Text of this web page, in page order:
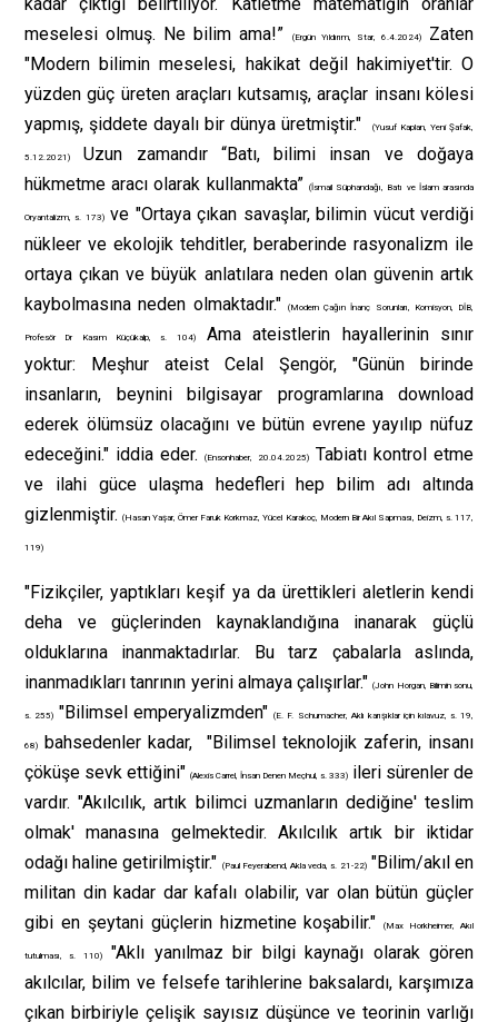
meselesi olmuş. Ne bilim ama!”
(Ergün Yıldırım, Star, 6.4.2024)Zaten
"Modern bilimin meselesi, hakikat değil hakimiyet'tir. O
yüzden güç üreten araçları kutsamış, araçlar insanı kölesi
yapmış, şiddete dayalı bir dünya üretmiştir."
(Yusuf Kaplan, Yeni Şafak,
5.12.2021)
Uzun zamandır “Batı, bilimi insan ve doğaya
hükmetme aracı olarak kullanmakta” (İsmail Süphandağı, Batı ve İslam arasında
Oryantalizm, s. 173)ve "Ortaya çıkan savaşlar, bilimin vücut verdiği
nükleer ve ekolojik tehditler, beraberinde rasyonalizm ile
ortaya çıkan ve büyük anlatılara neden olan güvenin artık
kaybolmasına neden olmaktadır."
(Modern Çağın İnanç Sorunları, Komisyon, DİB,
Profesör Dr Kasım Küçükalp, s. 104)Ama ateistlerin hayallerinin sınır
yoktur: Meşhur ateist Celal Şengör, "Günün birinde
insanların, beynini bilgisayar programlarına download
ederek ölümsüz olacağını ve bütün evrene yayılıp nüfuz
edeceğini." iddia eder.(Ensonhaber, 20.04.2025)Tabiatı kontrol etme
ve ilahi güce ulaşma hedefleri hep bilim adı altında
gizlenmiştir.(Hasan Yaşar, Ömer Faruk Korkmaz, Yücel Karakoç, Modern Bir Akıl Sapması, Deizm, s. 117,
119)
"Fizikçiler, yaptıkları keşif ya da ürettikleri aletlerin kendi
deha ve güçlerinden kaynaklandığına inanarak güçlü
olduklarına inanmaktadırlar. Bu tarz çabalarla aslında,
inanmadıkları tanrının yerini almaya çalışırlar."(John Horgan, Bilimin sonu,
s. 255) "Bilimsel emperyalizmden"(E. F. Schumacher, Aklı karışıklar için kılavuz, s. 19,
68)
bahsedenler kadar, "Bilimsel teknolojik zaferin, insanı
çöküşe sevk ettiğini" (Alexis Carrel, İnsan Denen Meçhul, s. 333) ileri sürenler de
vardır. "Akılcılık, artık bilimci uzmanların dediğine' teslim
olmak' manasına gelmektedir. Akılcılık artık bir iktidar
odağı haline getirilmiştir." (Paul Feyerabend, Akla veda, s. 21-22)"Bilim/akıl en
militan din kadar dar kafalı olabilir, var olan bütün güçler
gibi en şeytani güçlerin hizmetine koşabilir."(Max Horkheimer, Akıl
tutulması, s. 110)"Aklı yanılmaz bir bilgi kaynağı olarak gören
akılcılar, bilim ve felsefe tarihlerine baksalardı, karşımıza
çıkan birbiriyle çelişik sayısız düşünce ve teorinin varlığı